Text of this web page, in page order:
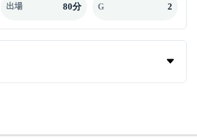
出場 80分 G 2